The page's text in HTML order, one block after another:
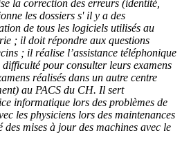
la correction des erreurs (identité,
les dossiers s' il y a des
de tous les logiciels utilisés au
; il doit répondre aux questions
; il réalise l’assistance téléphonique
pour consulter leurs examens
réalisés dans un autre centre
au PACS du CH. Il sert
informatique lors des problèmes de
les physiciens lors des maintenances
mises à jour des machines avec le